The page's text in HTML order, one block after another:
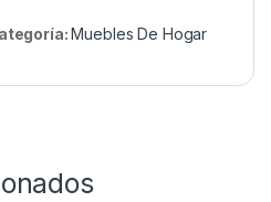
Muebles De Hogar